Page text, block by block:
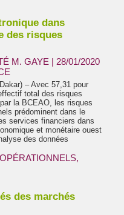
dans
des risques
M. GAYE | 28/01/2020
– Avec 57,31 pour
total des risques
la BCEAO, les risques
prédominent dans le
services financiers dans
et monétaire ouest
des données
OPÉRATIONNELS,
des marchés